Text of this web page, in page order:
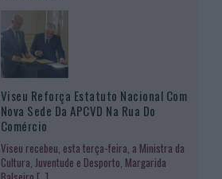
Viseu Reforça Estatuto Nacional Com
Nova Sede Da APCVD Na Rua Do
Comércio
Viseu recebeu, esta terça-feira, a Ministra da
Cultura, Juventude e Desporto, Margarida